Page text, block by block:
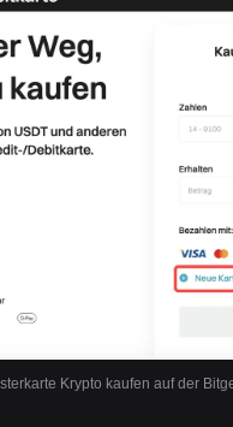
Krypto kaufen auf der